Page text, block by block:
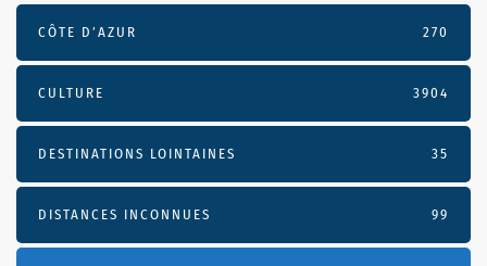
CÔTE D’AZUR 270
CULTURE 3904
DESTINATIONS LOINTAINES 35
DISTANCES INCONNUES 99